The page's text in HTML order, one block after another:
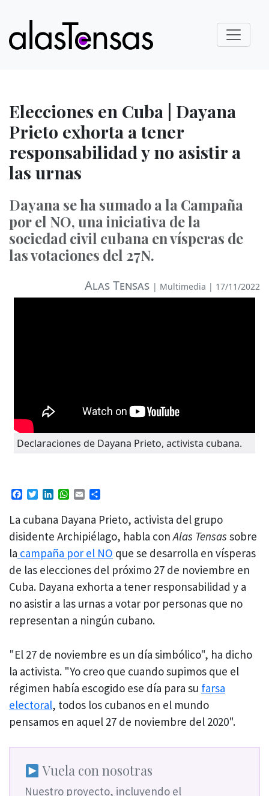
Elecciones en Cuba | Dayana
Prieto exhorta a tener
responsabilidad y no asistir a
las urnas
Dayana se ha sumado a la Campaña
por el NO, una iniciativa de la
sociedad civil cubana en vísperas de
las votaciones del 27N.
Alas Tensas | Multimedia | 17/11/2022
Declaraciones de Dayana Prieto, activista cubana.
Facebook
TwitterLinkedIn
WhatsApp
Email
La cubana Dayana Prieto, activista del grupo
disidente Archipiélago, habla conAlas Tensas sobre
la campaña por el NO que se desarrolla en vísperas
de las elecciones del próximo 27 de noviembre en
Cuba. Dayana exhorta a tener responsabilidad y a
no asistir a las urnas a votar por personas que no
representan a ningún cubano.
"El 27 de noviembre es un día simbólico", ha dicho
la activista. "Yo creo que cuando supimos que el
régimen había escogido ese día para su farsa
electoral, todos los cubanos en el mundo
pensamos en aquel 27 de noviembre del 2020".
Vuela con nosotras
Nuestro proyecto, incluyendo el